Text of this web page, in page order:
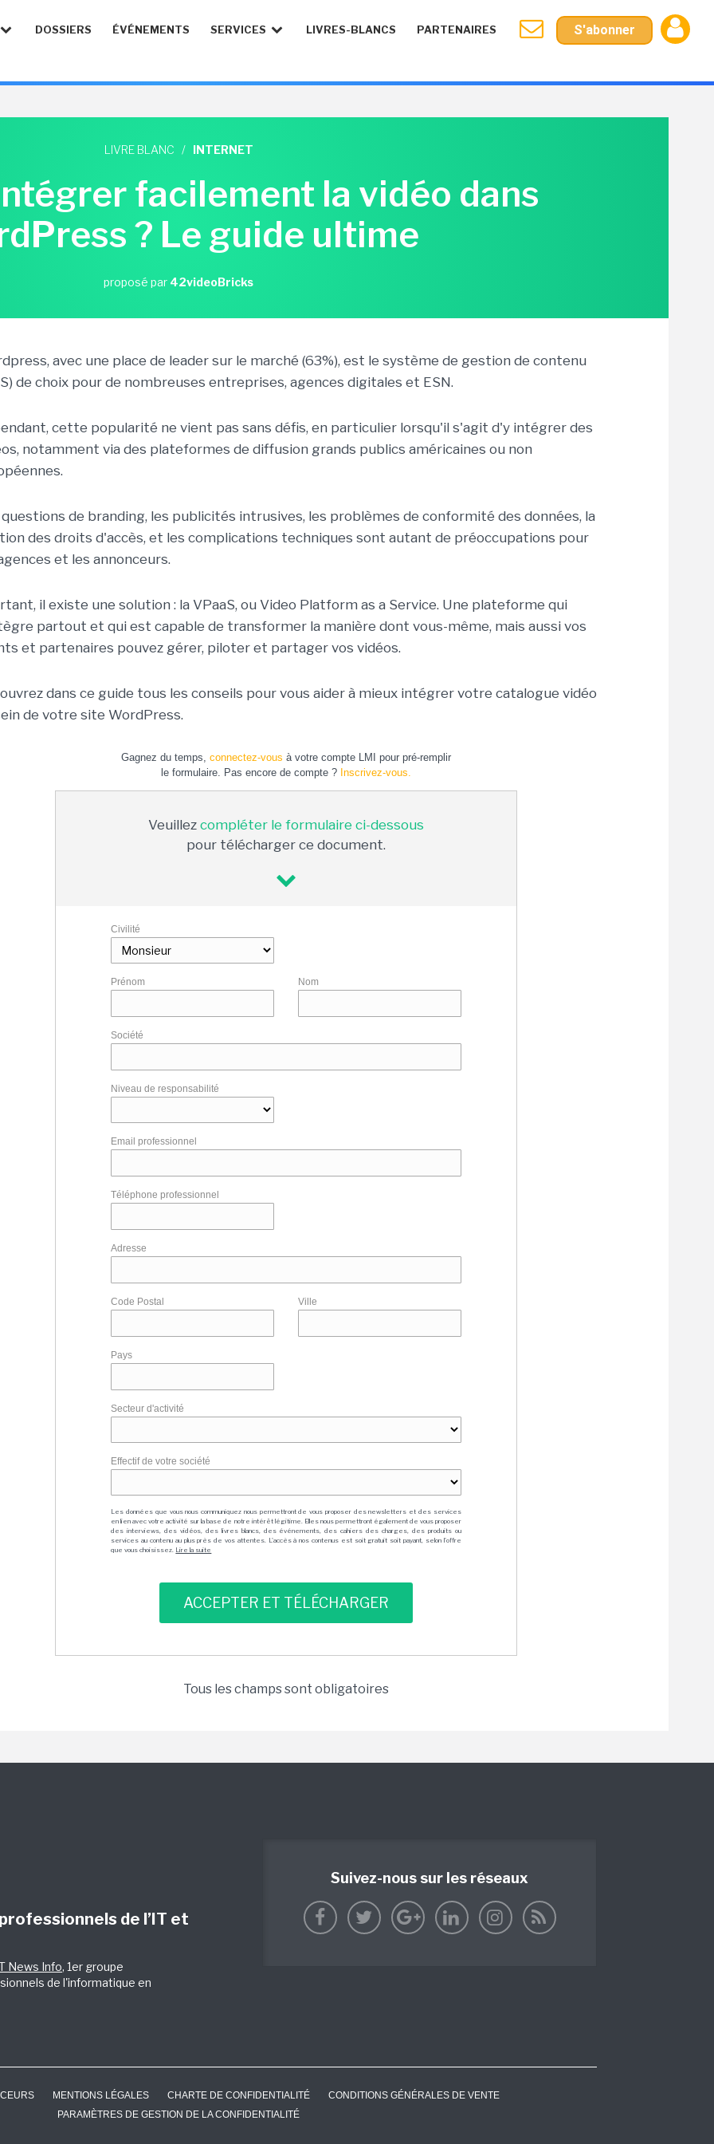
DOSSIERS ÉVÉNEMENTS SERVICES LIVRES-BLANCS PARTENAIRES S'abonner
LIVRE BLANC / INTERNET
facilement la vidéo dans
? Le guide ultime
proposé par 42videoBricks
avec une place de leader sur le marché (63%), est le système de gestion de contenu
de choix pour de nombreuses entreprises, agences digitales et ESN.
cette popularité ne vient pas sans défis, en particulier lorsqu'il s'agit d'y intégrer des
notamment via des plateformes de diffusion grands publics américaines ou non
de branding, les publicités intrusives, les problèmes de conformité des données, la
des droits d'accès, et les complications techniques sont autant de préoccupations pour
et les annonceurs.
il existe une solution : la VPaaS, ou Video Platform as a Service. Une plateforme qui
partout et qui est capable de transformer la manière dont vous-même, mais aussi vos
et partenaires pouvez gérer, piloter et partager vos vidéos.
dans ce guide tous les conseils pour vous aider à mieux intégrer votre catalogue vidéo
de votre site WordPress.
Gagnez du temps, connectez-vous à votre compte LMI pour pré-remplir
le formulaire. Pas encore de compte ? Inscrivez-vous.
Veuillez compléter le formulaire ci-dessous
pour télécharger ce document.
Civilité
Prénom Nom
Société
Niveau de responsabilité
Email professionnel
Téléphone professionnel
Adresse
Code Postal Ville
Pays
Secteur d'activité
Effectif de votre société
Les données que vous nous communiquez nous permettront de vous proposer des newsletters et des services
en lien avec votre activité sur la base de notre intérêt légitime. Elles nous permettront également de vous proposer
des interviews, des vidéos, des livres blancs, des événements, des cahiers des charges, des produits ou
services au contenu au plus près de vos attentes. L'accès à nos contenus est soit gratuit soit payant, selon l'offre
que vous choisissez. Lire la suite
Tous les champs sont obligatoires
de l’IT et
News Info, 1er groupe
de l'informatique en
Suivez-nous sur les réseaux
MENTIONS LÉGALES CHARTE DE CONFIDENTIALITÉ
CONDITIONS GÉNÉRALES DE VENTE
PARAMÈTRES DE GESTION DE LA CONFIDENTIALITÉ